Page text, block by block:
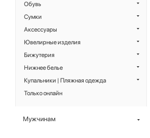
Обувь
Сумки
Аксессуары
Ювелирные изделия
Бижутерия
Нижнее белье
Купальники | Пляжная одежда
Только онлайн
Мужчинам